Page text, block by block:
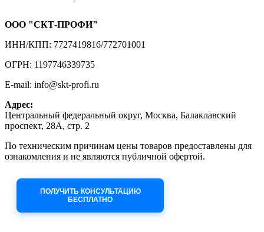
ООО "СКТ-ПРОФИ"
ИНН/КПП: 7727419816/772701001
ОГРН: 1197746339735
E-mail: info@skt-profi.ru
Адрес:
Центральный федеральный округ, Москва, Балаклавский
проспект, 28А, стр. 2
По техническим причинам цены товаров предоставлены для
ознакомления и не являются публичной офертой.
ПОЛУЧИТЬ КОНСУЛЬТАЦИЮ
БЕСПЛАТНО